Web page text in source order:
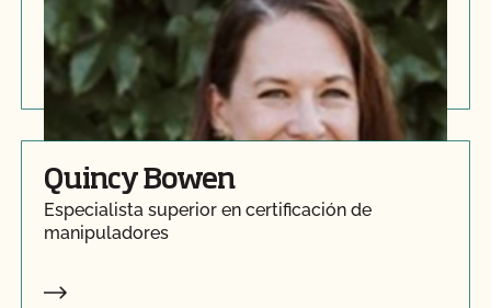
Supervisor de investigaciones
Quincy Bowen
Especialista superior en certificación de
manipuladores